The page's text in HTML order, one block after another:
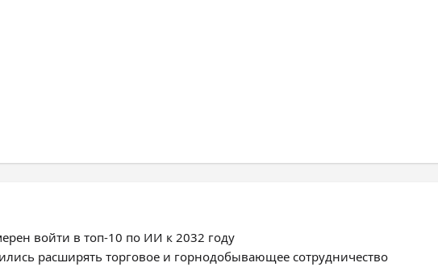
войти в топ-10 по ИИ к 2032 году
расширять торговое и горнодобывающее сотрудничество